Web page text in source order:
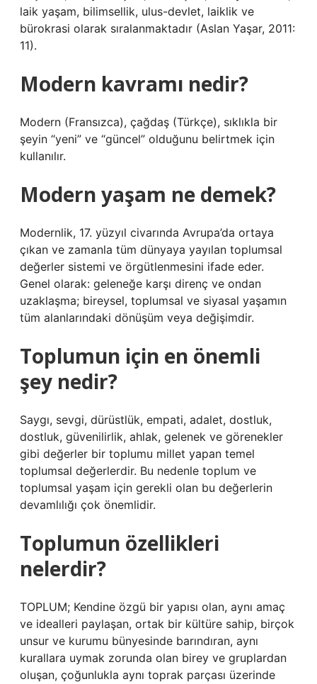
laik yaşam, bilimsellik, ulus-devlet, laiklik ve
bürokrasi olarak sıralanmaktadır (Aslan Yaşar, 2011:
11).
Modern kavramı nedir?
Modern (Fransızca), çağdaş (Türkçe), sıklıkla bir
şeyin “yeni” ve “güncel” olduğunu belirtmek için
kullanılır.
Modern yaşam ne demek?
Modernlik, 17. yüzyıl civarında Avrupa’da ortaya
çıkan ve zamanla tüm dünyaya yayılan toplumsal
değerler sistemi ve örgütlenmesini ifade eder.
Genel olarak: geleneğe karşı direnç ve ondan
uzaklaşma; bireysel, toplumsal ve siyasal yaşamın
tüm alanlarındaki dönüşüm veya değişimdir.
Toplumun için en önemli
şey nedir?
Saygı, sevgi, dürüstlük, empati, adalet, dostluk,
dostluk, güvenilirlik, ahlak, gelenek ve görenekler
gibi değerler bir toplumu millet yapan temel
toplumsal değerlerdir. Bu nedenle toplum ve
toplumsal yaşam için gerekli olan bu değerlerin
devamlılığı çok önemlidir.
Toplumun özellikleri
nelerdir?
TOPLUM; Kendine özgü bir yapısı olan, aynı amaç
ve idealleri paylaşan, ortak bir kültüre sahip, birçok
unsur ve kurumu bünyesinde barındıran, aynı
kurallara uymak zorunda olan birey ve gruplardan
oluşan, çoğunlukla aynı toprak parçası üzerinde